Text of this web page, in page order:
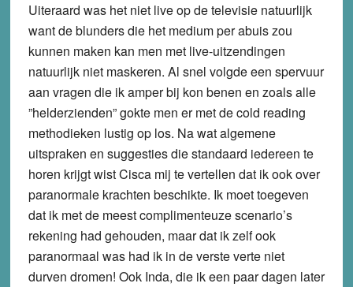
Uiteraard was het niet live op de televisie natuurlijk
want de blunders die het medium per abuis zou
kunnen maken kan men met live-uitzendingen
natuurlijk niet maskeren. Al snel volgde een spervuur
aan vragen die ik amper bij kon benen en zoals alle
”helderzienden” gokte men er met de cold reading
methodieken lustig op los. Na wat algemene
uitspraken en suggesties die standaard iedereen te
horen krijgt wist Cisca mij te vertellen dat ik ook over
paranormale krachten beschikte. Ik moet toegeven
dat ik met de meest complimenteuze scenario’s
rekening had gehouden, maar dat ik zelf ook
paranormaal was had ik in de verste verte niet
durven dromen! Ook Inda, die ik een paar dagen later